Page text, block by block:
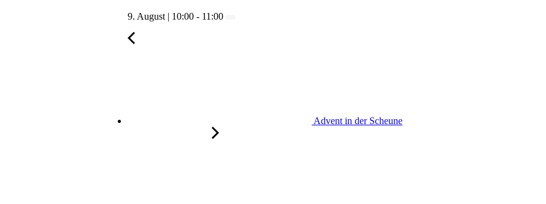
9. August | 10:00 - 11:00
Advent in der Scheune